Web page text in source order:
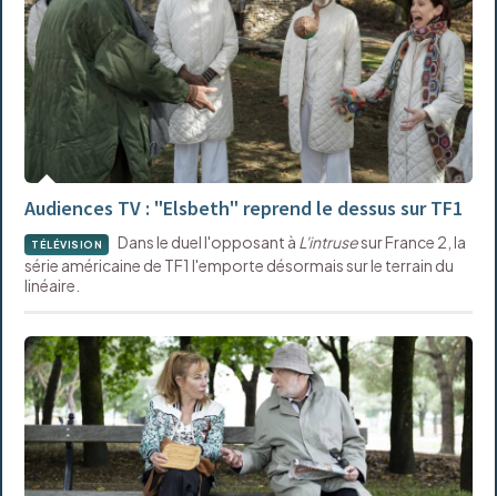
Audiences TV : "Elsbeth" reprend le dessus sur TF1
TÉLÉVISION Dans le duel l'opposant à L'intrusesur France 2, la
série américaine de TF1 l'emporte désormais sur le terrain du
linéaire.